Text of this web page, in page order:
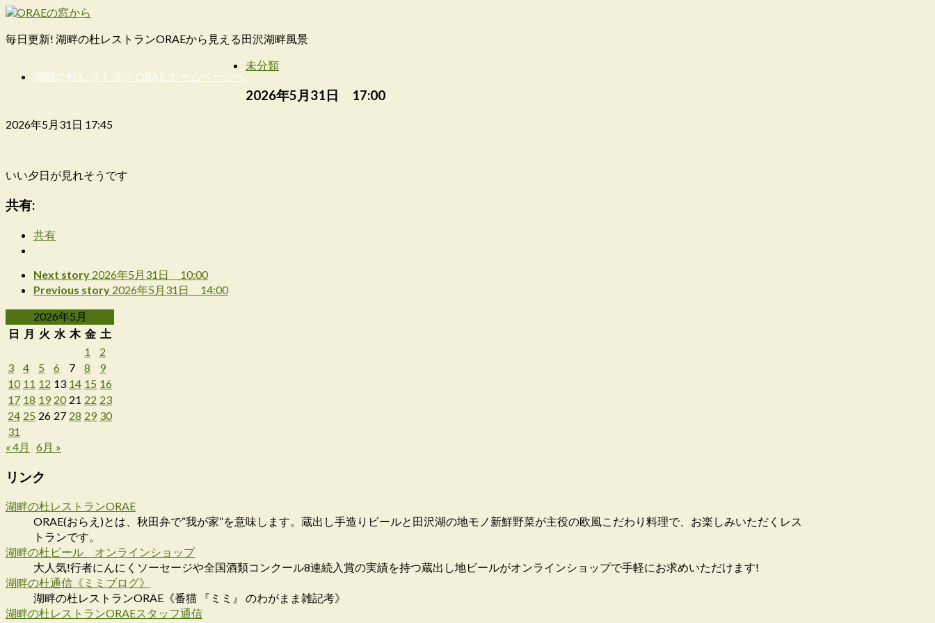
毎日更新! 湖畔の杜レストランORAEから見える田沢湖畔風景
湖畔の杜レストラン ORAE ホームページへ
未分類
2026年5月31日 17:00
2026年5月31日 17:45
いい夕日が見れそうです
共有:
共有
Next story 2026年5月31日 10:00
Previous story 2026年5月31日 14:00
2026年5月
日 月 火 水 木 金 土
1
2
3
4 5 6 7 8
9
10 11 12 13 14 15 16
17 18 19 20 21 22 23
24 25 26 27 28 29 30
31
« 4月
6月 »
リンク
湖畔の杜レストランORAE
ORAE(おらえ)とは、秋田弁で“我が家”を意味します。蔵出し手造りビールと田沢湖の地モノ新鮮野菜が主役の欧風こだわり料理で、お楽しみいただくレス
トランです。
湖畔の杜ビール オンラインショップ
大人気!行者にんにくソーセージや全国酒類コンクール8連続入賞の実績を持つ蔵出し地ビールがオンラインショップで手軽にお求めいただけます!
湖畔の杜通信《ミミブログ》
湖畔の杜レストランORAE《番猫 『ミミ』 のわがまま雑記考》
湖畔の杜レストランORAEスタッフ通信